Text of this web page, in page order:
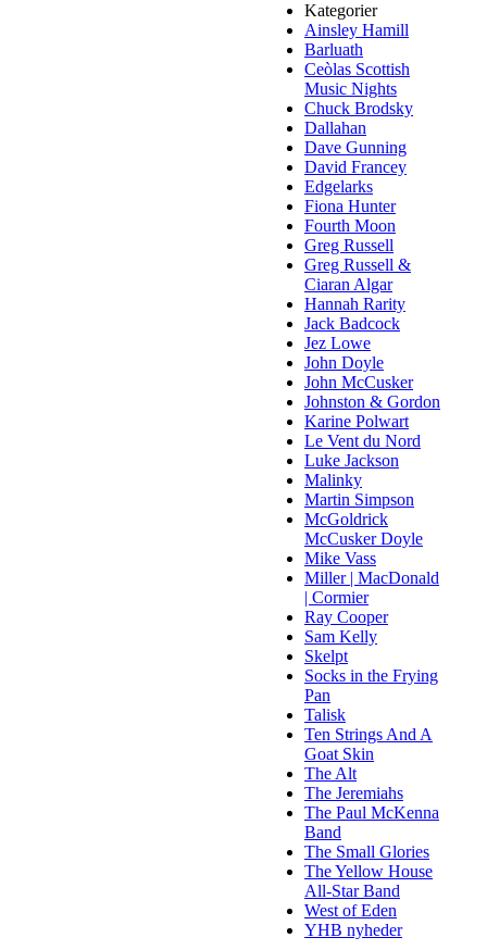
Kategorier
Ainsley Hamill
Barluath
Ceòlas Scottish
Music Nights
Chuck Brodsky
Dallahan
Dave Gunning
David Francey
Edgelarks
Fiona Hunter
Fourth Moon
Greg Russell
Greg Russell &
Ciaran Algar
Hannah Rarity
Jack Badcock
Jez Lowe
John Doyle
John McCusker
Johnston & Gordon
Karine Polwart
Le Vent du Nord
Luke Jackson
Malinky
Martin Simpson
McGoldrick
McCusker Doyle
Mike Vass
Miller | MacDonald
| Cormier
Ray Cooper
Sam Kelly
Skelpt
Socks in the Frying
Pan
Talisk
Ten Strings And A
Goat Skin
The Alt
The Jeremiahs
The Paul McKenna
Band
The Small Glories
The Yellow House
All-Star Band
West of Eden
YHB nyheder